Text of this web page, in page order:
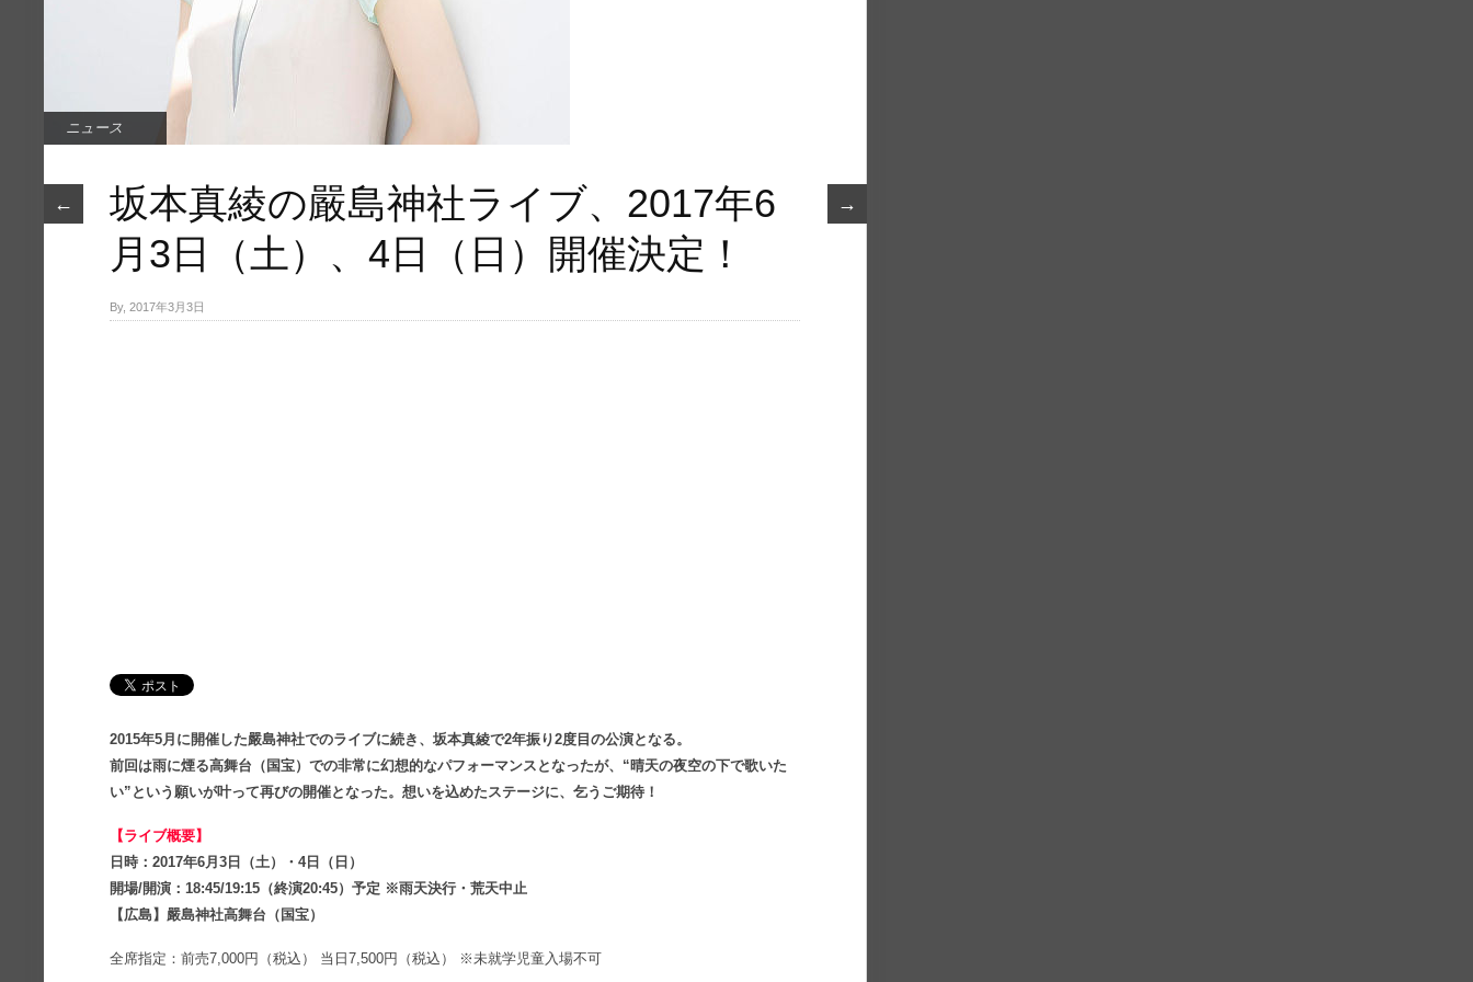
ニュース
← →
坂本真綾の嚴島神社ライブ、2017年6
月3日（土）、4日（日）開催決定！
By, 2017年3月3日
2015年5月に開催した嚴島神社でのライブに続き、坂本真綾で2年振り2度目の公演となる。
前回は雨に煙る高舞台（国宝）での非常に幻想的なパフォーマンスとなったが、“晴天の夜空の下で歌いた
い”という願いが叶って再びの開催となった。想いを込めたステージに、乞うご期待！
【ライブ概要】
日時：2017年6月3日（土）・4日（日）
開場/開演：18:45/19:15（終演20:45）予定 ※雨天決行・荒天中止
【広島】嚴島神社高舞台（国宝）
全席指定：前売7,000円（税込） 当日7,500円（税込） ※未就学児童入場不可